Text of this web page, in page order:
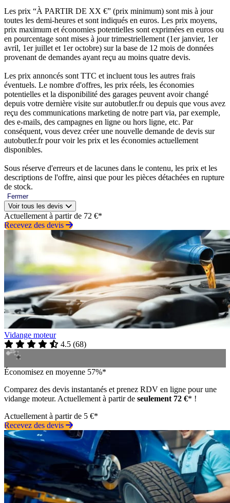
Les prix “À PARTIR DE XX €” (prix minimum) sont mis à jour
toutes les demi-heures et sont indiqués en euros. Les prix moyens,
prix maximum et économies potentielles sont exprimées en euros ou
en pourcentage sont mises à jour trimestriellement (1er janvier, 1er
avril, 1er juillet et 1er octobre) sur la base de 12 mois de données
provenant de demandes ayant reçu au moins quatre devis.
Les prix annoncés sont TTC et incluent tous les autres frais
éventuels. Le nombre d'offres, les prix réels, les économies
potentielles et la disponibilité des garages peuvent avoir changé
depuis votre dernière visite sur autobutler.fr ou depuis que vous avez
reçu des communications marketing de notre part via, par exemple,
des e-mails, des campagnes en ligne ou hors ligne, etc. Par
conséquent, vous devez créer une nouvelle demande de devis sur
autobutler.fr pour voir les prix et les économies actuellement
disponibles.
Sous réserve d'erreurs et de lacunes dans le contenu, les prix et les
descriptions de l'offre, ainsi que pour les pièces détachées en rupture
de stock.
Fermer
Voir tous les devis
Actuellement à partir de 72 €*
Recevez des devis
Vidange moteur
4.5 (68)
Économisez en moyenne 57%*
Comparez des devis instantanés et prenez RDV en ligne pour une
vidange moteur. Actuellement à partir de seulement 72 €* !
Actuellement à partir de 5 €*
Recevez des devis